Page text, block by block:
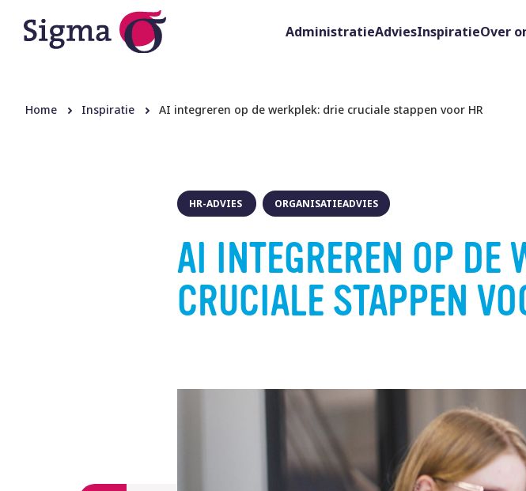
AdministratieAdviesInspiratieOver
Home Inspiratie AI integreren op de werkplek: drie cruciale stappen voor HR
HR-ADVIES ORGANISATIEADVIES
AI INTEGREREN OP DE
CRUCIALE STAPPEN